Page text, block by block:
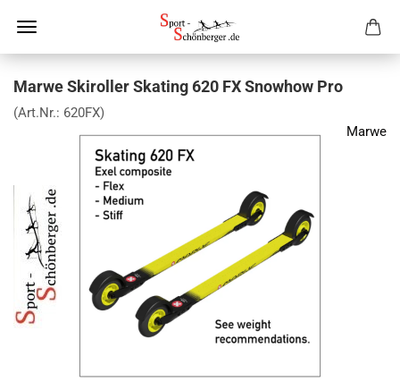
Marwe Skiroller Skating 620 FX Snowhow Pro
(Art.Nr.: 620FX)
Marwe